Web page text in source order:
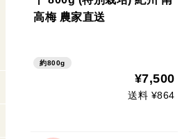
高梅 農家直送
約800g
¥7,500
送料 ¥864